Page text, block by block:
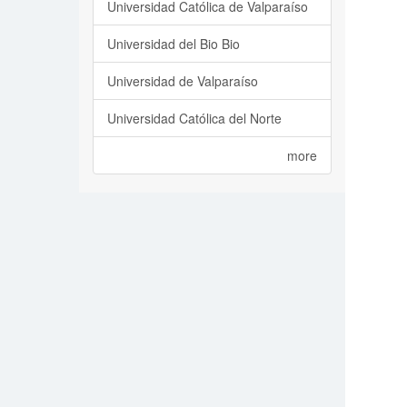
Universidad Católica de Valparaíso
Universidad del Bio Bio
Universidad de Valparaíso
Universidad Católica del Norte
more